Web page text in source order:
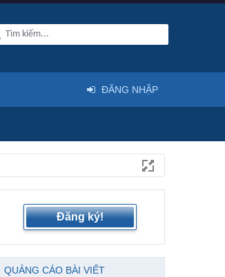
Đăng ký!
QUẢNG CÁO BÀI VIẾT
ĐĂNG NHẬP